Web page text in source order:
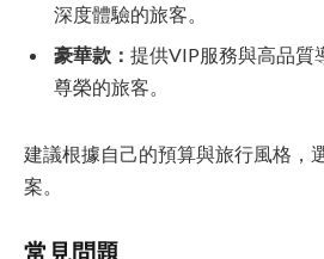
深度體驗的旅客。
豪華款： 提供VIP服務與高品質
尊榮的旅客。
建議根據自己的預算與旅行風格，
案。
常見問題